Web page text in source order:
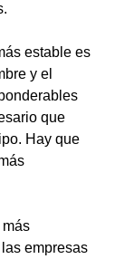
estable es
y el
que
Hay que
empresas